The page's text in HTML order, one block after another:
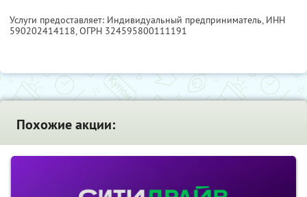
Услуги предоставляет: Индивидуальный предприниматель, ИНН
590202414118, ОГРН 324595800111191
Похожие акции: